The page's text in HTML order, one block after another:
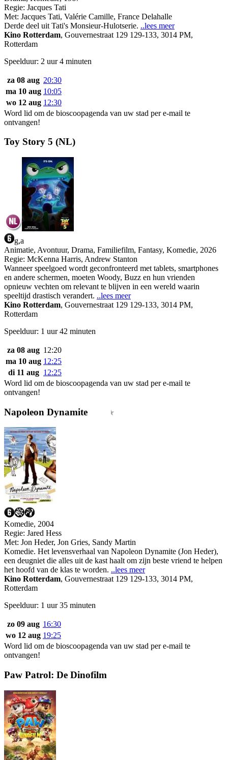
Regie: Jacques Tati
Met: Jacques Tati, Valérie Camille, France Delahalle
Derde deel uit Tati's Monsieur-Hulotserie. ..lees meer
Kino Rotterdam, Gouvernestraat 129 129-133, 3014 PM,
Rotterdam
Speelduur: 2 uur 4 minuten
za 08 aug 20:30
ma 10 aug 10:05
wo 12 aug 12:30
Word lid om de bioscoopagenda van uw stad per e-mail te
ontvangen!
Toy Story 5 (NL)
g,a
Animatie, Avontuur, Drama, Familiefilm, Fantasy, Komedie, 2026
Regie: McKenna Harris, Andrew Stanton
Wanneer speelgoed wordt geconfronteerd met tablets, smartphones
en andere schermen, moeten Woody, Buzz en hun vrienden
opnieuw vechten om relevant te blijven in een wereld waarin
speeltijd drastisch verandert. ..lees meer
Kino Rotterdam, Gouvernestraat 129 129-133, 3014 PM,
Rotterdam
Speelduur: 1 uur 42 minuten
za 08 aug 12:20
ma 10 aug 12:25
di 11 aug 12:25
Word lid om de bioscoopagenda van uw stad per e-mail te
ontvangen!
Napoleon Dynamite
Komedie, 2004
Regie: Jared Hess
Met: Jon Heder, Jon Gries, Sandy Martin
Komedie. Het levensverhaal van Napoleon Dynamite (Jon Heder),
een deugniet die alles uit de kast haalt om zijn beste vriend te helpen
het hoofd van de klas te worden. ..lees meer
Kino Rotterdam, Gouvernestraat 129 129-133, 3014 PM,
Rotterdam
Speelduur: 1 uur 35 minuten
zo 09 aug 16:30
wo 12 aug 19:25
Word lid om de bioscoopagenda van uw stad per e-mail te
ontvangen!
Paw Patrol: De Dinofilm